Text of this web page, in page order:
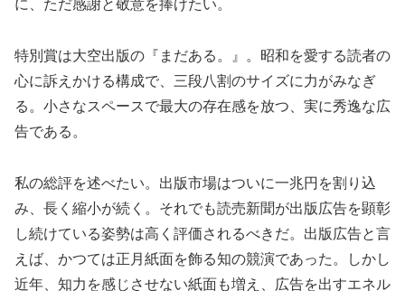
に、ただ感謝と敬意を捧げたい。
特別賞は大空出版の『まだある。』。昭和を愛する読者の
心に訴えかける構成で、三段八割のサイズに力がみなぎ
る。小さなスペースで最大の存在感を放つ、実に秀逸な広
告である。
私の総評を述べたい。出版市場はついに一兆円を割り込
み、長く縮小が続く。それでも読売新聞が出版広告を顕彰
し続けている姿勢は高く評価されるべきだ。出版広告と言
えば、かつては正月紙面を飾る知の競演であった。しかし
近年、知力を感じさせない紙面も増え、広告を出すエネル